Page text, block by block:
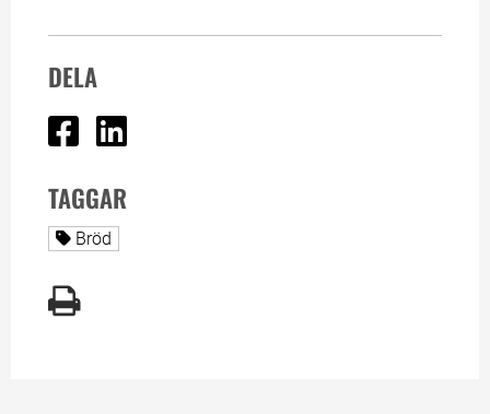
DELA
Dela på Facebook
TAGGAR
Alla sidor taggade med
Bröd